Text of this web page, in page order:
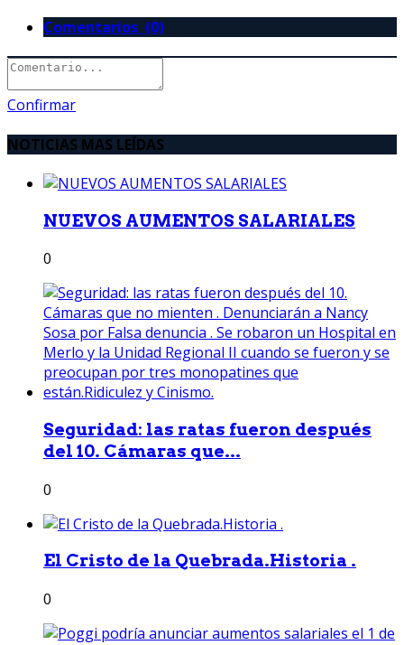
Comentarios (0)
Confirmar
NOTICIAS MAS LEÍDAS
NUEVOS AUMENTOS SALARIALES
0
Seguridad: las ratas fueron después
del 10. Cámaras que...
0
El Cristo de la Quebrada.Historia .
0